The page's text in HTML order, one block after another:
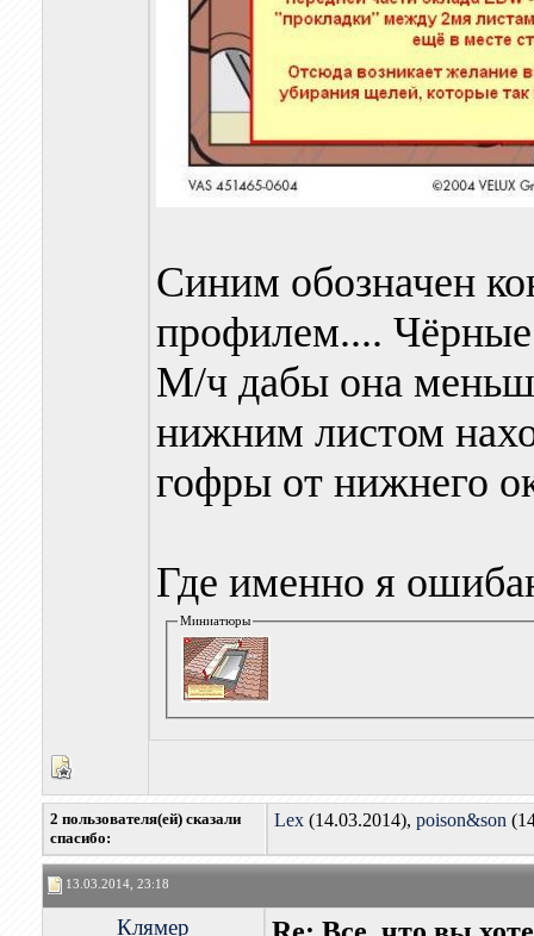
Синим обозначен
профилем....
М/ч дабы она
нижним листом
гофры от нижнего
Где именно я
Миниатюры
2 пользователя(ей) сказали
cпасибо:
Lex(14.03.2014), poison&son
13.03.2014, 23:18
Клямер